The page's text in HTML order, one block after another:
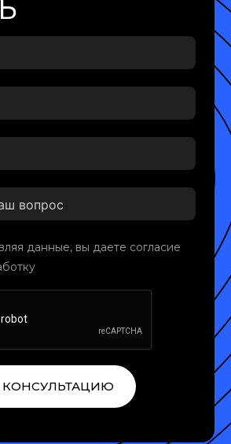
данные, вы даете согласие
КОНСУЛЬТАЦИЮ